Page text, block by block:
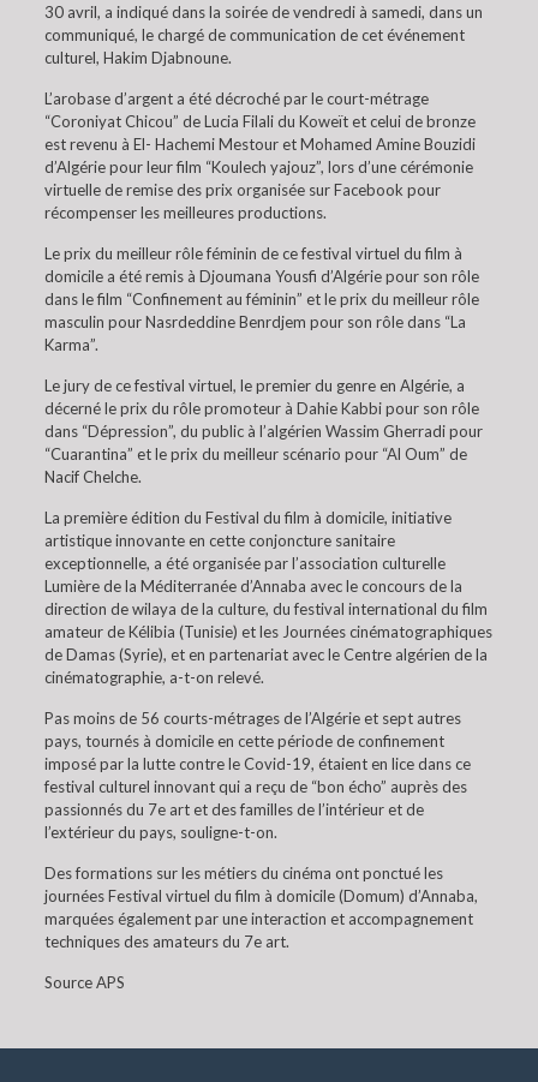
30 avril, a indiqué dans la soirée de vendredi à samedi, dans un
communiqué, le chargé de communication de cet événement
culturel, Hakim Djabnoune.
L’arobase d’argent a été décroché par le court-métrage
“Coroniyat Chicou” de Lucia Filali du Koweït et celui de bronze
est revenu à El- Hachemi Mestour et Mohamed Amine Bouzidi
d’Algérie pour leur film “Koulech yajouz”, lors d’une cérémonie
virtuelle de remise des prix organisée sur Facebook pour
récompenser les meilleures productions.
Le prix du meilleur rôle féminin de ce festival virtuel du film à
domicile a été remis à Djoumana Yousfi d’Algérie pour son rôle
dans le film “Confinement au féminin” et le prix du meilleur rôle
masculin pour Nasrdeddine Benrdjem pour son rôle dans “La
Karma”.
Le jury de ce festival virtuel, le premier du genre en Algérie, a
décerné le prix du rôle promoteur à Dahie Kabbi pour son rôle
dans “Dépression”, du public à l’algérien Wassim Gherradi pour
“Cuarantina” et le prix du meilleur scénario pour “Al Oum” de
Nacif Chelche.
La première édition du Festival du film à domicile, initiative
artistique innovante en cette conjoncture sanitaire
exceptionnelle, a été organisée par l’association culturelle
Lumière de la Méditerranée d’Annaba avec le concours de la
direction de wilaya de la culture, du festival international du film
amateur de Kélibia (Tunisie) et les Journées cinématographiques
de Damas (Syrie), et en partenariat avec le Centre algérien de la
cinématographie, a-t-on relevé.
Pas moins de 56 courts-métrages de l’Algérie et sept autres
pays, tournés à domicile en cette période de confinement
imposé par la lutte contre le Covid-19, étaient en lice dans ce
festival culturel innovant qui a reçu de “bon écho” auprès des
passionnés du 7e art et des familles de l’intérieur et de
l’extérieur du pays, souligne-t-on.
Des formations sur les métiers du cinéma ont ponctué les
journées Festival virtuel du film à domicile (Domum) d’Annaba,
marquées également par une interaction et accompagnement
techniques des amateurs du 7e art.
Source APS